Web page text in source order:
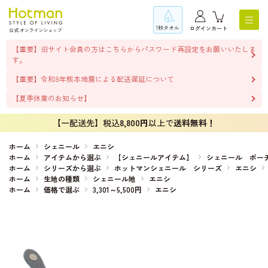
1秒タオル ログインカート
【重要】旧サイト会員の方はこちらからパスワード再設定をお願いいたしま
す。
【重要】令和8年熊本地震による配送遅延について
【夏季休業のお知らせ】
【一配送先】税込8,800円以上で送料無料！
ホーム シェニール
エニシ
ホーム
アイテムから選ぶ 【シェニールアイテム】
シェニール ポー
ホーム
シリーズから選ぶ ホットマンシェニール シリーズ
エニシ
ホーム
生地の種類 シェニール地
エニシ
ホーム
価格で選ぶ 3,301～5,500円 エニシ